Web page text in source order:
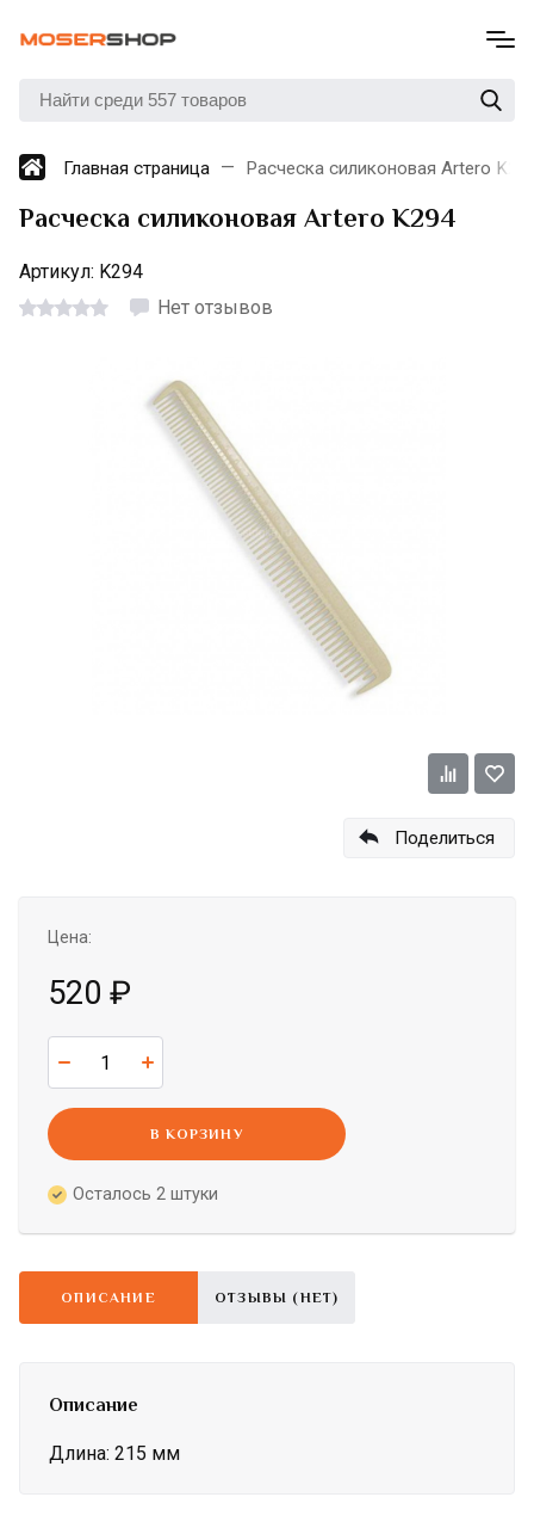
Главная страница Расческа силиконовая Artero
Расческа силиконовая Artero K294
Артикул: K294
Нет отзывов
Поделиться
Цена:
520 ₽
В КОРЗИНУ
Осталось 2 штуки
ОПИСАНИЕ ОТЗЫВЫ (НЕТ)
Описание
Длина: 215 мм